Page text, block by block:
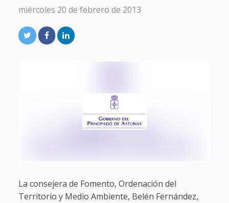
miércoles 20 de febrero de 2013
La consejera de Fomento, Ordenación del
Territorio y Medio Ambiente, Belén Fernández,